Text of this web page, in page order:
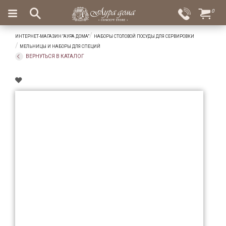
Вход
Избранное
×
Салоны
Доставка
Оплата
Ароматы
0
ИНТЕРНЕТ-МАГАЗИН "АУРА ДОМА"
НАБОРЫ СТОЛОВОЙ ПОСУДЫ ДЛЯ СЕРВИРОВКИ
МЕЛЬНИЦЫ И НАБОРЫ ДЛЯ СПЕЦИЙ
ВЕРНУТЬСЯ В КАТАЛОГ